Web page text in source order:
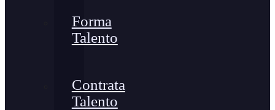
Forma
Talento
Contrata
Talento